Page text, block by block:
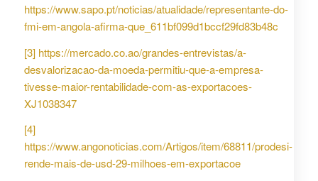
https://www.sapo.pt/noticias/atualidade/representante-do-
fmi-em-angola-afirma-que_611bf099d1bccf29fd83b48c
[3] https://mercado.co.ao/grandes-entrevistas/a-
desvalorizacao-da-moeda-permitiu-que-a-empresa-
tivesse-maior-rentabilidade-com-as-exportacoes-
XJ1038347
[4]
https://www.angonoticias.com/Artigos/item/68811/prodesi-
rende-mais-de-usd-29-milhoes-em-exportacoe